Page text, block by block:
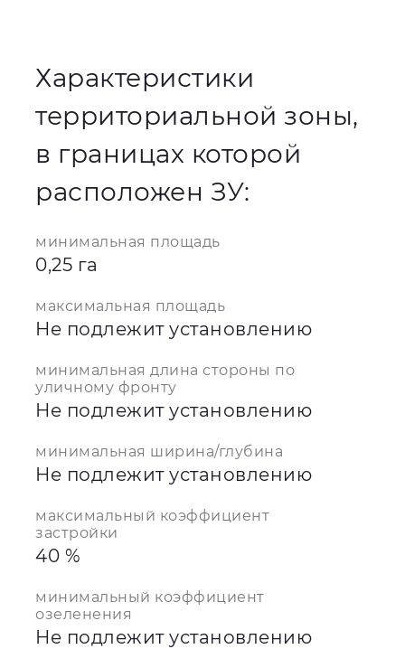
Характеристики
территориальной зоны,
в границах которой
расположен ЗУ:
минимальная площадь
0,25 га
максимальная площадь
Не подлежит установлению
минимальная длина стороны по
уличному фронту
Не подлежит установлению
минимальная ширина/глубина
Не подлежит установлению
максимальный коэффициент
застройки
40 %
минимальный коэффициент
озеленения
Не подлежит установлению